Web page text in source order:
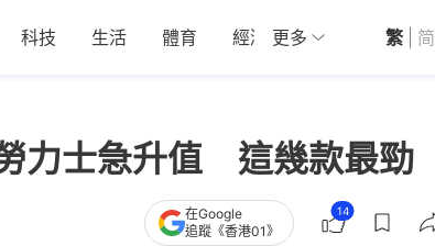
科技 生活 體育 經濟 01深圳 觀點
更多 繁 简
力士急升值 這幾款最勁
在Google
追蹤《香港01》
14